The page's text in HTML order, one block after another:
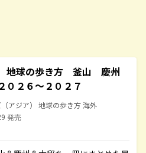
地球の歩き方 釜山 慶州
２６～２０２７
アジア） 地球の歩き方 海外
発売